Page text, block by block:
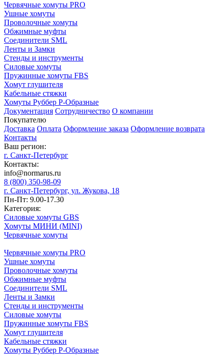
Червячные хомуты PRO
Ушные хомуты
Проволочные хомуты
Обжимные муфты
Соединители SML
Ленты и Замки
Стенды и инструменты
Силовые хомуты
Пружинные хомуты FBS
Хомут глушителя
Кабельные стяжки
Хомуты Руббер Р-Образные
Документация Сотрудничество О компании
Покупателю
Доставка Оплата Оформление заказа Оформление возврата
Контакты
Ваш регион:
г. Санкт-Петербург
Контакты:
info@normarus.ru
8 (800) 350-98-09
г. Санкт-Петербург, ул. Жукова, 18
Пн-Пт: 9.00-17.30
Категория:
Силовые хомуты GBS
Хомуты МИНИ (MINI)
Червячные хомуты
Червячные хомуты PRO
Ушные хомуты
Проволочные хомуты
Обжимные муфты
Соединители SML
Ленты и Замки
Стенды и инструменты
Силовые хомуты
Пружинные хомуты FBS
Хомут глушителя
Кабельные стяжки
Хомуты Руббер Р-Образные